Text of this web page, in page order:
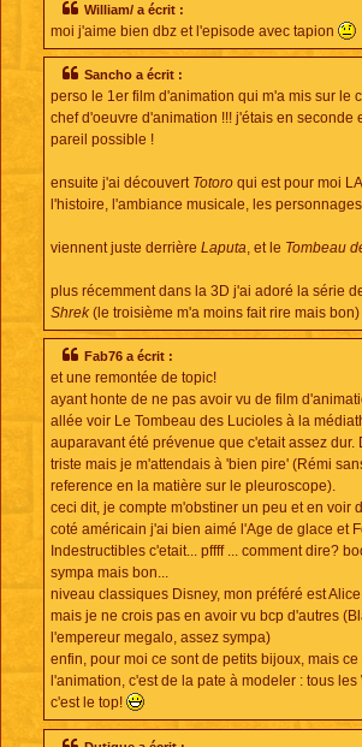
William/ a écrit :
moi j'aime bien dbz et l'episode avec tapion
Sancho a écrit :
perso le 1er film d'animation qui m'a mis sur le
chef d'oeuvre d'animation !!! j'étais en seconde
pareil possible !
ensuite j'ai découvert Totoro qui est pour moi
l'histoire, l'ambiance musicale, les
viennent juste derrière Laputa, et le Tombeau
plus récemment dans la 3D j'ai adoré la série
Shrek (le troisième m'a moins fait rire mais bon)
Fab76 a écrit :
et une remontée de topic!
ayant honte de ne pas avoir vu de film
allée voir Le Tombeau des Lucioles à la
auparavant été prévenue que c'etait assez dur.
triste mais je m'attendais à 'bien pire' (Rémi
reference en la matière sur le pleuroscope).
ceci dit, je compte m'obstiner un peu et en voir
coté américain j'ai bien aimé l'Age de glace et
Indestructibles c'etait... pffff ... comment dire?
sympa mais bon...
niveau classiques Disney, mon préféré est
mais je ne crois pas en avoir vu bcp d'autres
l'empereur megalo, assez sympa)
enfin, pour moi ce sont de petits bijoux, mais ce
l'animation, c'est de la pate à modeler : tous
c'est le top!